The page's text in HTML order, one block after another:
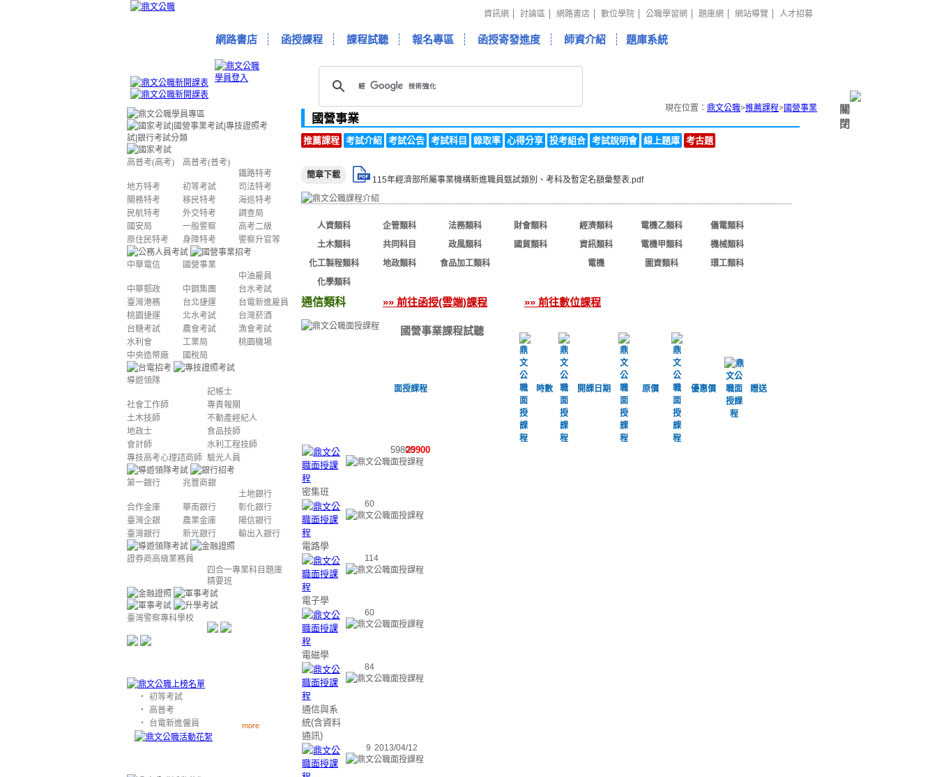
資訊網 討論區 網路書店 數位學院 公職學習網 題庫網 網站導覽 人才招募
網路書店 函授課程 課程試聽 報名專區 函授寄發進度 師資介紹 題庫系統
高普考(高考)
高普考(普考)
鐵路特考
地方特考
初等考試
司法特考
關務特考
移民特考
海巡特考
民航特考
外交特考
調查局
國安局
一般警察
高考二級
原住民特考
身障特考 警察升官等
中華電信
國營事業
中油雇員
中華郵政
中鋼集團
台水考試
臺灣港務
台北捷運
台電新進雇員
桃園捷運
北水考試
台灣菸酒
台糖考試
農會考試
漁會考試
水利會
工業局
桃園機場
中央造幣廠
國稅局
導遊領隊
記帳士
社會工作師
專責報關
土木技師
不動產經紀人
地政士
食品技師
會計師
水利工程技師
專技高考心理諮商師 驗光人員
第一銀行
兆豐商銀
土地銀行
合作金庫
華南銀行
彰化銀行
臺灣企銀
農業金庫
陽信銀行
臺灣銀行
新光銀行 輸出入銀行
證券商高級業務員
四合一專業科目題庫
精要班
臺灣警察專科學校
‧
初等考試
‧
高普考
‧
台電新進僱員 more
現在位置： 鼎文公職>推薦課程>國營事業
國營事業
推薦課程 考試介紹 考試公告 考試科目 錄取率 心得分享 投考組合 考試說明會 線上題庫 考古題
簡章下載 115年經濟部所屬事業機構新進職員甄試類別、考科及暫定名額彙整表.pdf
人資類科 企管類科 法務類科 財會類科 經濟類科 電機乙類科
儀電類科
土木類科
共同科目 政風類科 國貿類科 資訊類科 電機甲類科
機械類科
化工製程類科
地政類科 食品加工類科 電機 圖資類科
環工類科
化學類科
通信類科 »» 前往函授(雲端)課程 »» 前往數位課程
國營事業課程試聽
面授課程 時數 開課日期 原價 優惠價 贈送
密集班
5980029900
電路學
60
電子學
114
電磁學
60
通信與系
統(含資料
通訊)
84
9 2013/04/12
關
閉